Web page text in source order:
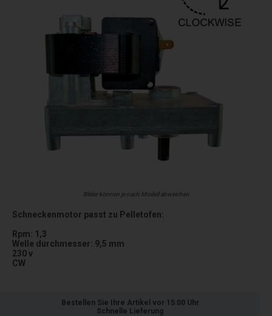
Bilder können je nach Modell abweichen
Schneckenmotor passt zu Pelletofen:
Rpm: 1,3
Welle durchmesser: 9,5 mm
230 v
CW
Bestellen Sie Ihre Artikel vor 15:00 Uhr
Schnelle Lieferung